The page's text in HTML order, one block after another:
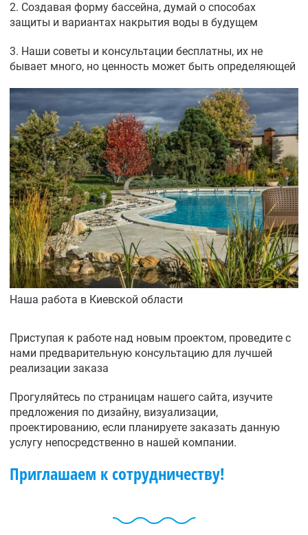
2. Создавая форму бассейна, думай о способах
защиты и вариантах накрытия воды в будущем
3. Наши советы и консультации бесплатны, их не
бывает много, но ценность может быть определяющей
Наша работа в Киевской области
Приступая к работе над новым проектом, проведите с
нами предварительную консультацию для лучшей
реализации заказа
Прогуляйтесь по страницам нашего сайта, изучите
предложения по дизайну, визуализации,
проектированию, если планируете заказать данную
услугу непосредственно в нашей компании.
Приглашаем к сотрудничеству!